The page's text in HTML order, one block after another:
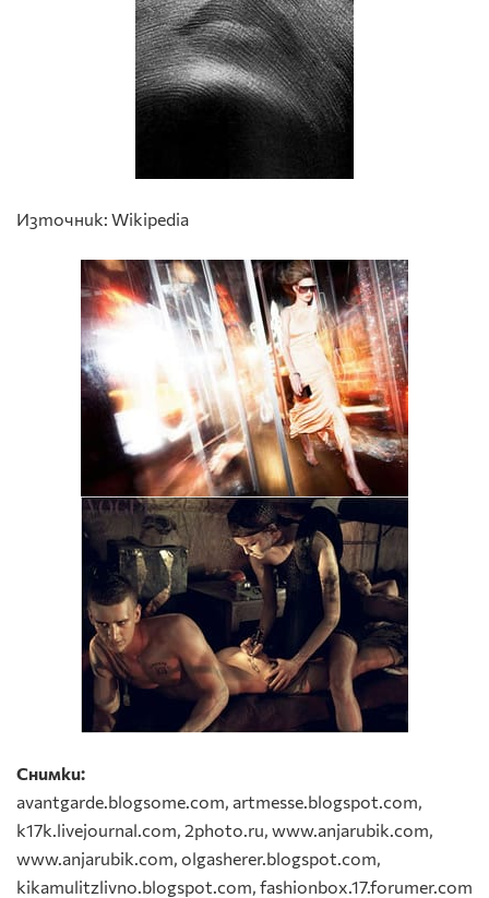
Източник: Wikipedia
Снимки:
avantgarde.blogsome.com, artmesse.blogspot.com,
k17k.livejournal.com, 2photo.ru, www.anjarubik.com,
www.anjarubik.com, olgasherer.blogspot.com,
kikamulitzlivno.blogspot.com, fashionbox.17.forumer.com